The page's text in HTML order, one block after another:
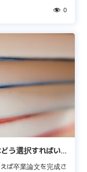
0
う選択すればい
ば卒業論文を完成さ